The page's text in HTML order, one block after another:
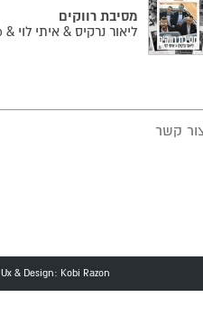
מסיבת רווקים
ליאור נרקיס & איתי לוי & vivo
קשר
Ux & Design: Kobi Razon